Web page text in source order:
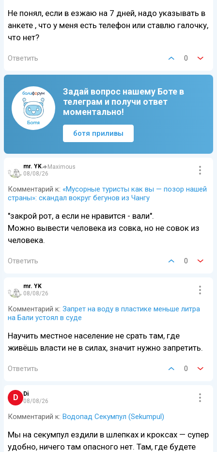
Не понял, если в езжаю на 7 дней, надо указывать в
анкете , что у меня есть телефон или ставлю галочку,
что нет?
Ответить 0
Задай вопрос нашему Боте в
телеграм и получи ответ
моментально!
ботя приливы
mr. YK
Maximous
08/08/26
Комментарий к: «Мусорные туристы как вы — позор нашей
страны»: скандал вокруг бегунов из Чангу
"закрой рот, а если не нравится - вали".
Можно вывести человека из совка, но не совок из
человека.
Ответить 0
mr. YK
08/08/26
Комментарий к: Запрет на воду в пластике меньше литра
на Бали устоял в суде
Научить местное население не срать там, где
живёшь власти не в силах, значит нужно запретить.
Ответить 0
D
Di
08/08/26
Комментарий к: Водопад Секумпул (Sekumpul)
Мы на секумпул ездили в шлепках и кроксах — супер
удобно, ничего там опасного нет. Там, где будете